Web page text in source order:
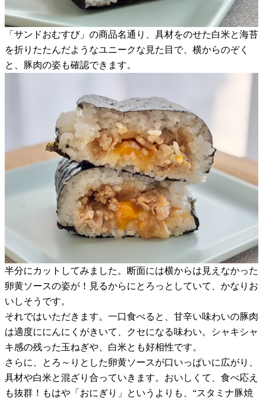
「サンドおむすび」の商品名通り、具材をのせた白米と海苔
を折りたたんだようなユニークな見た目で、横からのぞく
と、豚肉の姿も確認できます。
半分にカットしてみました。断面には横からは見えなかった
卵黄ソースの姿が！見るからにとろっとしていて、かなりお
いしそうです。
それではいただきます。一口食べると、甘辛い味わいの豚肉
は適度ににんにくがきいて、クセになる味わい。シャキシャ
キ感の残った玉ねぎや、白米とも好相性です。
さらに、とろ～りとした卵黄ソースが口いっぱいに広がり、
具材や白米と混ざり合っていきます。おいしくて、食べ応え
も抜群！もはや「おにぎり」というよりも、“スタミナ豚焼